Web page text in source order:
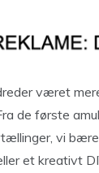
været
de første
vi
et kreativt